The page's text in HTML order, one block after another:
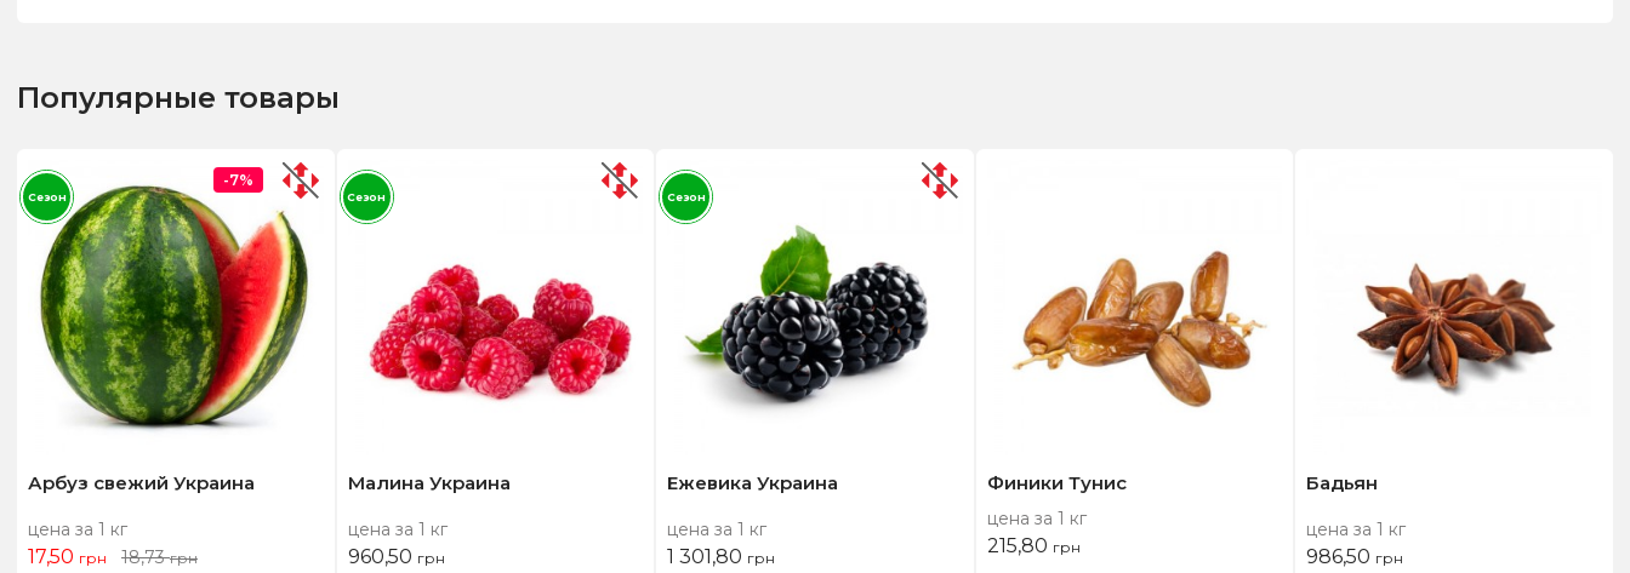
Популярные товары
Арбуз свежий Украина
цена за 1 кг
17,50 грн 18,73грн
-7%
Сезон
Малина Украина
цена за 1 кг
960,50 грн
Сезон
Ежевика Украина
цена за 1 кг
1 301,80 грн
Сезон
Финики Тунис
цена за 1 кг
215,80 грн
Бадьян
цена за 1 кг
986,50 грн